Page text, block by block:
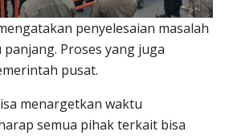
penyelesaian masalah
Proses yang juga
pusat.
menargetkan waktu
semua pihak terkait bisa